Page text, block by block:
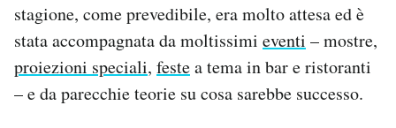
stagione, come prevedibile, era molto attesa ed è
stata accompagnata da moltissimi eventi – mostre,
proiezioni speciali, festea tema in bar e ristoranti
– e da parecchie teorie su cosa sarebbe successo.